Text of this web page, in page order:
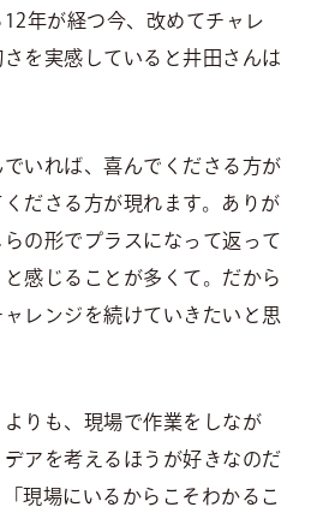
年が経つ今、改めてチャレ
を実感していると井田さんは
でいれば、喜んでくださる方が
ださる方が現れます。ありが
の形でプラスになって返って
感じることが多くて。だから
レンジを続けていきたいと思
りも、現場で作業をしなが
アを考えるほうが好きなのだ
現場にいるからこそわかるこ